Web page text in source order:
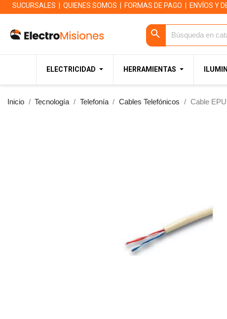
SUCURSALES QUIENES SOMOS FORMAS DE PAGO ENVÍOS Y
search
ELECTRICIDAD HERRAMIENTAS
Inicio Tecnología Telefonía Cables Telefónicos Cable